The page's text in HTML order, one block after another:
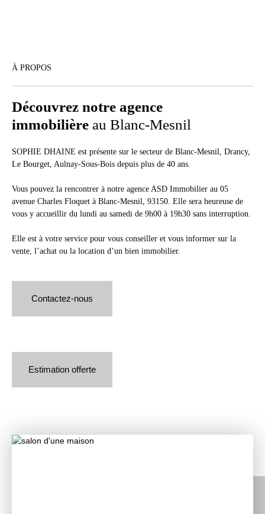
À PROPOS
Découvrez notre agence
immobilière au Blanc-Mesnil
SOPHIE DHAINE est présente sur le secteur de Blanc-Mesnil, Drancy,
Le Bourget, Aulnay-Sous-Bois depuis plus de 40 ans.
Vous pouvez la rencontrer à notre agence ASD Immobilier au 05
avenue Charles Floquet à Blanc-Mesnil, 93150. Elle sera heureuse de
vous y accueillir du lundi au samedi de 9h00 à 19h30 sans interruption.
Elle est à votre service pour vous conseiller et vous informer sur la
vente, l’achat ou la location d’un bien immobilier.
Contactez-nous
Estimation offerte